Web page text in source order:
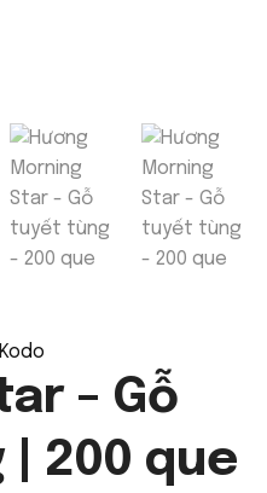
– Gỗ
200 que